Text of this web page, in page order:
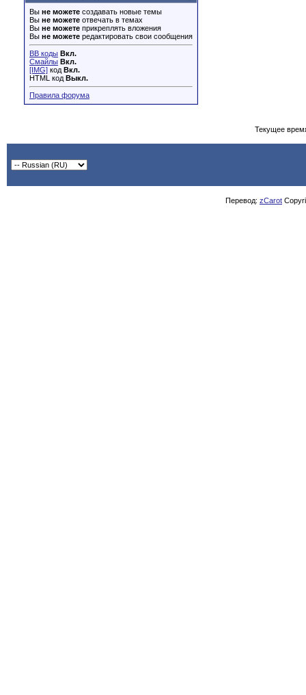
Вы не можете создавать новые темы
Вы не можете отвечать в темах
Вы не можете прикреплять вложения
Вы не можете редактировать свои сообщения
BB коды Вкл.
Смайлы Вкл.
[IMG] код Вкл.
HTML код Выкл.
Правила форума
Текущее
Перевод: zCarot